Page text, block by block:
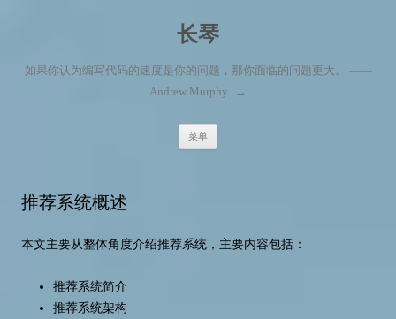
长琴
如果你认为编写代码的速度是你的问题，那你面临的问题更大。 ——
Andrew Murphy
→
菜单
推荐系统概述
本文主要从整体角度介绍推荐系统，主要内容包括：
推荐系统简介
推荐系统架构